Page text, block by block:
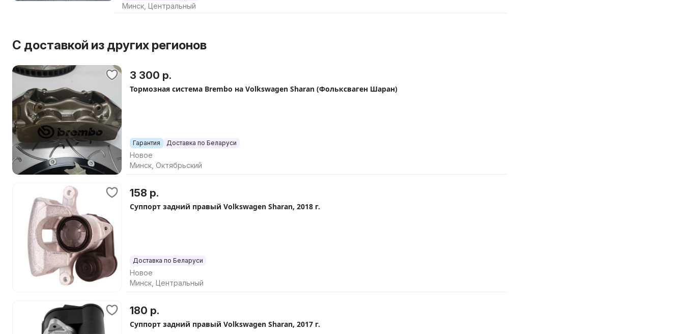
Минск, Центральный
С доставкой из других регионов
3 300 р.
Тормозная система Brembo на Volkswagen Sharan (Фольксваген Шаран)
Гарантия Доставка по Беларуси
Новое
Минск, Октябрьский
158 р.
Суппорт задний правый Volkswagen Sharan, 2018 г.
Доставка по Беларуси
Новое
Минск, Центральный
180 р.
Суппорт задний правый Volkswagen Sharan, 2017 г.